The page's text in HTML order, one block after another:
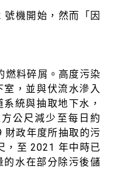
機開始，然而「因
燃料碎屑。高度污染
，並與伏流水滲入
統與抽取地下水，
公尺減少至每日約
政年度所抽取的污
，至 2021 年中時已
水在部分除污後儲